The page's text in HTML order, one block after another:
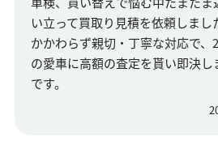
い立って買取り見積を依頼しまし
かかわらず親切・丁寧な対応で
の愛車に高額の査定を貰い即決
です。